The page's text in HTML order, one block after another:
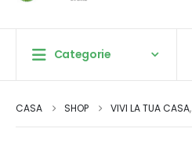
Categorie
CASA SHOP VIVI LA TUA CASA,